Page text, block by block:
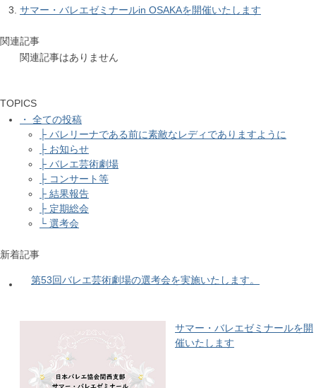
サマー・バレエゼミナールin OSAKAを開催いたします
関連記事
関連記事はありません
TOPICS
・ 全ての投稿
├ バレリーナである前に素敵なレディでありますように
├ お知らせ
├ バレエ芸術劇場
├ コンサート等
├ 結果報告
├ 定期総会
└ 選考会
新着記事
第53回バレエ芸術劇場の選考会を実施いたします。
サマー・バレエゼミナールを開
催いたします